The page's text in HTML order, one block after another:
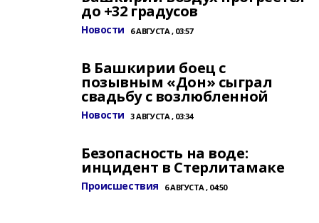
до +32 градусов
Новости 6 АВГУСТА , 03:57
В Башкирии боец с
позывным «Дон» сыграл
свадьбу с возлюбленной
Новости 3 АВГУСТА , 03:34
Безопасность на воде:
инцидент в Стерлитамаке
Происшествия 6 АВГУСТА , 04:50